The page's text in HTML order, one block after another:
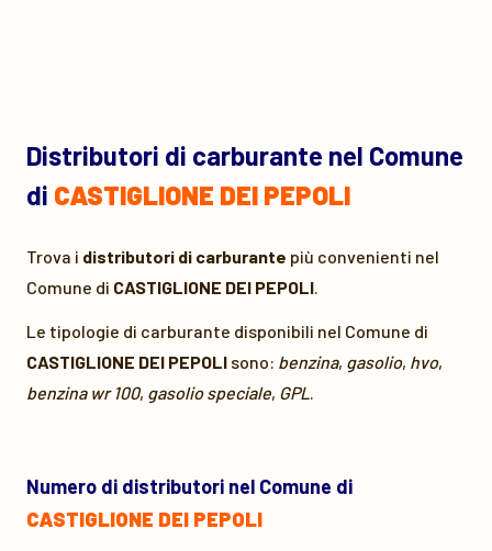
Distributori di carburante nel Comune
di CASTIGLIONE DEI PEPOLI
Trova i distributori di carburante più convenienti nel
Comune di CASTIGLIONE DEI PEPOLI.
Le tipologie di carburante disponibili nel Comune di
CASTIGLIONE DEI PEPOLI sono: benzina, gasolio, hvo,
benzina wr 100, gasolio speciale, GPL.
Numero di distributori nel Comune di
CASTIGLIONE DEI PEPOLI